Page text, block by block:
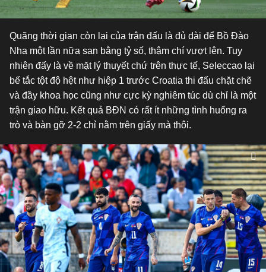
Quãng thời gian còn lại của trận đấu là đủ dài để Bồ Đào
Nha một lần nữa san bằng tỷ số, thậm chí vượt lên. Tuy
nhiên đấy là về mặt lý thuyết chứ trên thực tế, Seleccao lại
bế tắc tột độ hệt như hiệp 1 trước Croatia thi đấu chặt chẽ
và đầy khoa học cũng như cực kỳ nghiêm túc dù chỉ là một
trận giao hữu. Kết quả BĐN có rất ít những tình huống ra
trò và bàn gỡ 2-2 chỉ nằm trên giấy mà thôi.